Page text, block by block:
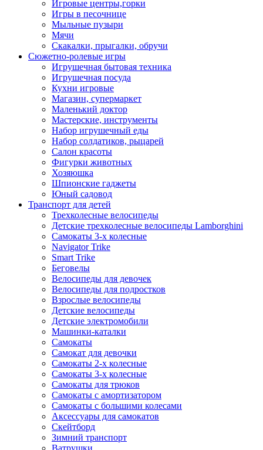
Игровые центры,горки
Игры в песочнице
Мыльные пузыри
Мячи
Скакалки, прыгалки, обручи
Сюжетно-ролевые игры
Игрушечная бытовая техника
Игрушечная посуда
Кухни игровые
Магазин, супермаркет
Маленький доктор
Мастерские, инструменты
Набор игрушечный еды
Набор солдатиков, рыцарей
Салон красоты
Фигурки животных
Хозяюшка
Шпионские гаджеты
Юный садовод
Транспорт для детей
Трехколесные велосипеды
Детские трехколесные велосипеды Lamborghini
Самокаты 3-х колесные
Navigator Trike
Smart Trike
Беговелы
Велосипеды для девочек
Велосипеды для подростков
Взрослые велосипеды
Детские велосипеды
Детские электромобили
Машинки-каталки
Самокаты
Самокат для девочки
Самокаты 2-х колесные
Самокаты 3-х колесные
Самокаты для трюков
Самокаты с амортизатором
Самокаты с большими колесами
Аксессуары для самокатов
Скейтборд
Зимний транспорт
Ватрушки